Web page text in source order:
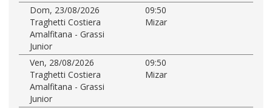
Dom, 23/08/2026
09:50
Traghetti Costiera
Amalfitana - Grassi
Junior
Mizar
Ven, 28/08/2026
09:50
Traghetti Costiera
Amalfitana - Grassi
Junior
Mizar